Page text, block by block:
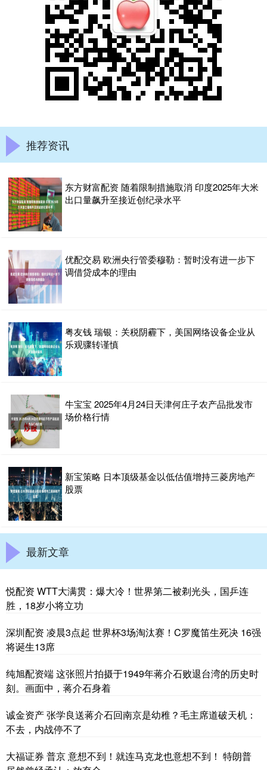
推荐资讯
东方财富配资 随着限制措施取消 印度2025年大米
出口量飙升至接近创纪录水平
优配交易 欧洲央行管委穆勒：暂时没有进一步下
调借贷成本的理由
粤友钱 瑞银：关税阴霾下，美国网络设备企业从
乐观骤转谨慎
牛宝宝 2025年4月24日天津何庄子农产品批发市
场价格行情
新宝策略 日本顶级基金以低估值增持三菱房地产
股票
最新文章
悦配资 WTT大满贯：爆大冷！世界第二被剃光头，国乒连
胜，18岁小将立功
深圳配资 凌晨3点起 世界杯3场淘汰赛！C罗魔笛生死决 16强
将诞生13席
纯旭配资端 这张照片拍摄于1949年蒋介石败退台湾的历史时
刻。画面中，蒋介石身着
诚金资产 张学良送蒋介石回南京是幼稚？毛主席道破天机：
不去，内战停不了
大福证券 普京 意想不到！就连马克龙也意想不到！ 特朗普